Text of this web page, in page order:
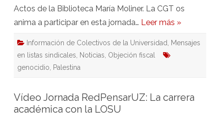
Actos de la Biblioteca María Moliner. La CGT os
anima a participar en esta jornada… Leer más »
Información de Colectivos de la Universidad
Mensajes
en listas sindicales
Noticias Objeción fiscal
genocidio
Palestina
Vídeo Jornada RedPensarUZ: La carrera
académica con la LOSU